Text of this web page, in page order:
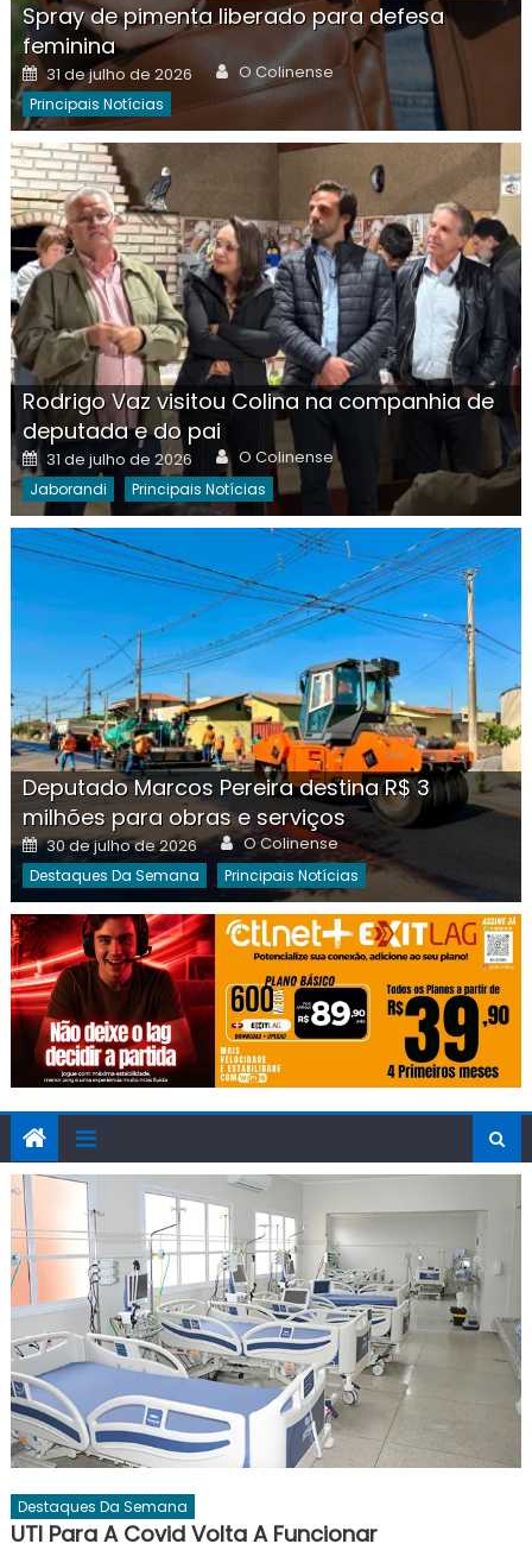
Spray de pimenta liberado para defesa
feminina
Posted
on
31 de julho de 2026 Author
O Colinense
Principais Notícias
Rodrigo Vaz visitou Colina na companhia de
deputada e do pai
Posted
on
31 de julho de 2026 Author
O Colinense
Jaborandi Principais Notícias
Deputado Marcos Pereira destina R$ 3
milhões para obras e serviços
Posted
on
30 de julho de 2026 Author
O Colinense
Destaques Da Semana Principais Notícias
Destaques Da Semana
UTI Para A Covid Volta A Funcionar